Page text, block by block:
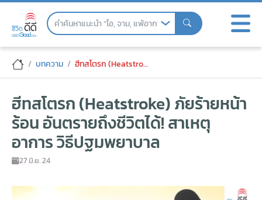
Skip
ฮีทสโตรก (Heatstroke) ภัยร้ายหน้าร้อน
บทความ ฮีทสโตรก (Heatstroke) ภัยร้ายหน้าร้อน อันตรายถึงชีวิตได้! สาเหตุ อาการ วิธีปฐมพยาบาล
ฮีทสโตรก (Heatstroke) ภัยร้ายหน้า
ร้อน อันตรายถึงชีวิตได้! สาเหตุ
อาการ วิธีปฐมพยาบาล
27 มิ.ย. 24